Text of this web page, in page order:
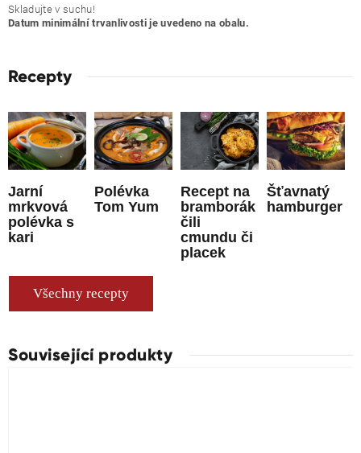
Související produkty
Skladujte v suchu!
Datum minimální trvanlivosti je uvedeno na obalu.
Recepty
Jarní
mrkvová
polévka s
kari
Polévka
Tom Yum
Recept na
bramborák
čili
cmundu či
placek
Šťavnatý
hamburger
Všechny recepty